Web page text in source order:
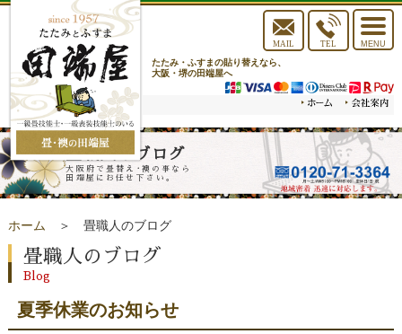
MAIL TEL
toggle
MENU
たたみ・ふすまの貼り替えなら、
大阪・堺の田端屋へ
畳職人のブログ
大阪府で畳替え･襖の事なら
田端屋にお任せ下さい。
ホーム ＞ 畳職人のブログ
畳職人のブログ
Blog
夏季休業のお知らせ